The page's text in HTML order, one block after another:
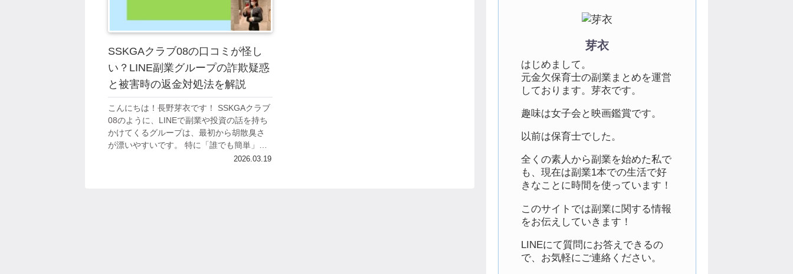
SSKGAクラブ08の口コミが怪し
い？LINE副業グループの詐欺疑惑
と被害時の返金対処法を解説
こんにちは！長野芽衣です！ SSKGAクラブ
08のように、LINEで副業や投資の話を持ち
かけてくるグループは、最初から胡散臭さ
が漂いやすいです。 特に「誰でも簡単」
「今日から利益」「先生の指示通りで勝て
2026.03.19
芽衣
はじめまして。
元金欠保育士の副業まとめを運営
しております。芽衣です。
趣味は女子会と映画鑑賞です。
以前は保育士でした。
全くの素人から副業を始めた私で
も、現在は副業1本での生活で好
きなことに時間を使っています！
このサイトでは副業に関する情報
をお伝えしていきます！
LINEにて質問にお答えできるの
で、お気軽にご連絡ください。